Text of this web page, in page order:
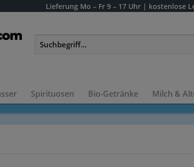
Lieferung Mo – Fr 9 – 17 Uhr | kostenlose
Spirituosen Bio-Getränke Milch &